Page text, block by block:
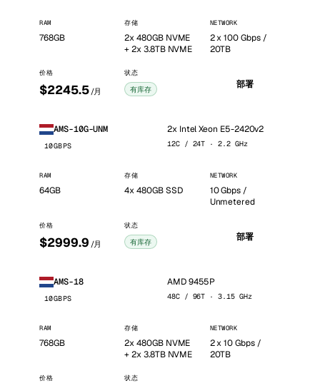
RAM
768GB
存储
2x 480GB NVME
+ 2x 3.8TB NVME
NETWORK
2 x 100 Gbps /
20TB
价格
$2245.5 /月
状态
有库存 部署
AMS-10G-UNM
10GBPS
2x Intel Xeon E5-2420v2
12C / 24T · 2.2 GHz
RAM
64GB
存储
4x 480GB SSD
NETWORK
10 Gbps /
Unmetered
价格
$2999.9 /月
状态
有库存 部署
AMS-18
10GBPS
AMD 9455P
48C / 96T · 3.15 GHz
RAM
768GB
存储
2x 480GB NVME
+ 2x 3.8TB NVME
NETWORK
2 x 10 Gbps /
20TB
价格 状态